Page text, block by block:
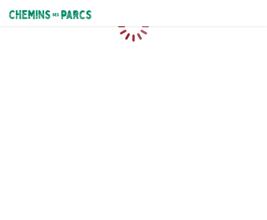
Chemins des Parcs
Chargement